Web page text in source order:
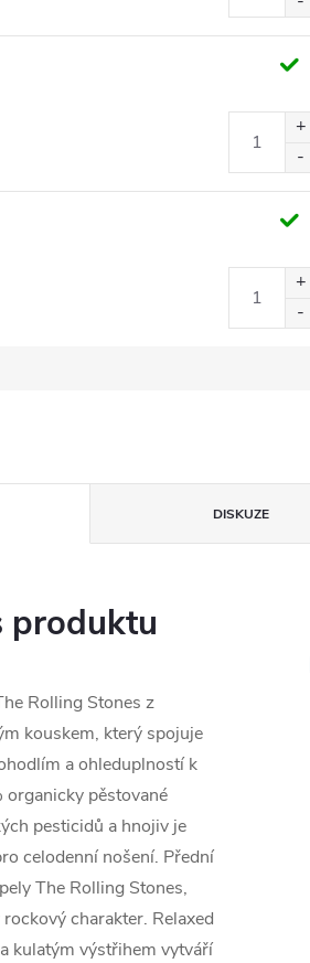
DISKUZE
produktu
Rolling Stones z
kouskem, který spojuje
a ohleduplností k
pěstované
pesticidů a hnojiv je
celodenní nošení. Přední
The Rolling Stones,
charakter. Relaxed
kulatým výstřihem vytváří